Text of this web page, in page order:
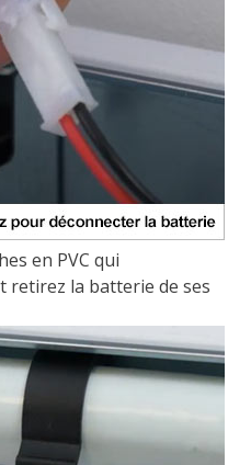
en PVC qui
retirez la batterie de ses